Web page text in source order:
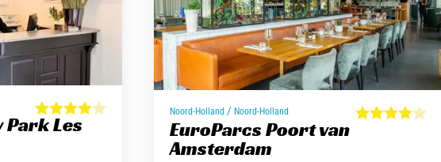
Les
Noord-Holland / Noord-Holland
EuroParcs Poort van
Amsterdam